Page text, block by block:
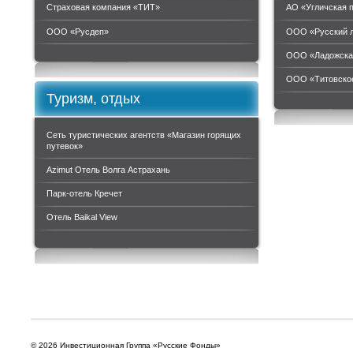
Страховая компания «ТИТ»
ООО «Руcдеп»
АО «Угличская
ООО «Русский
ООО
ООО
Туризм, отдых
Сеть туристических агентств «Магазин горящих
путевок»
Azimut Отель Волга Астрахань
Парк-отель Кречет
Отель Baikal View
© 2026 Инвестиционная Группа «Русские Фонды»